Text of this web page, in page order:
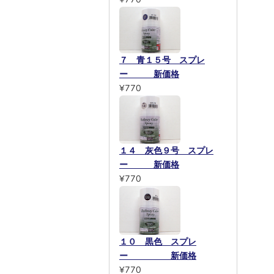
７ 青１５号 スプレ
ー 新価格
¥770
１４ 灰色９号 スプレ
ー 新価格
¥770
１０ 黒色 スプレ
ー 新価格
¥770